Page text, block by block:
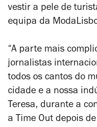
vestir a pele de
equipa da
“A parte mais
jornalistas
todos os cantos do
cidade e a nossa
Teresa, durante a
a Time Out depois